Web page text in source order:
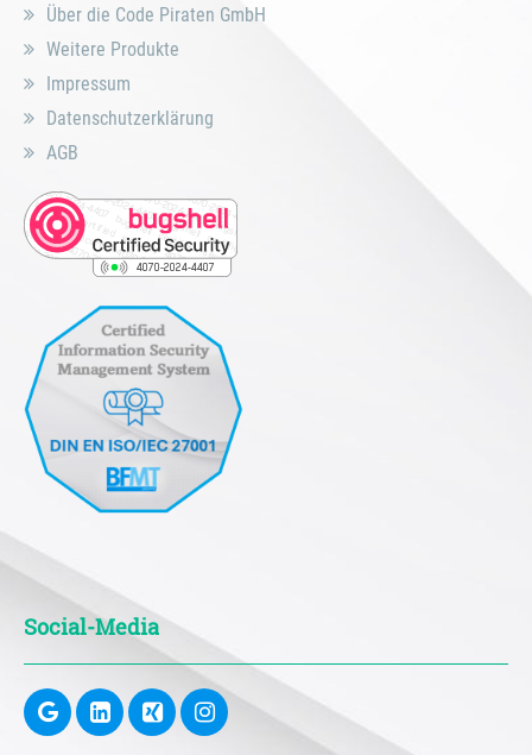
Über die Code Piraten GmbH
Weitere Produkte
Impressum
Datenschutzerklärung
AGB
Social-Media